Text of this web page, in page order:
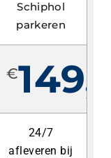
149,99
Schiphol
parkeren
€
24/7
afleveren bij